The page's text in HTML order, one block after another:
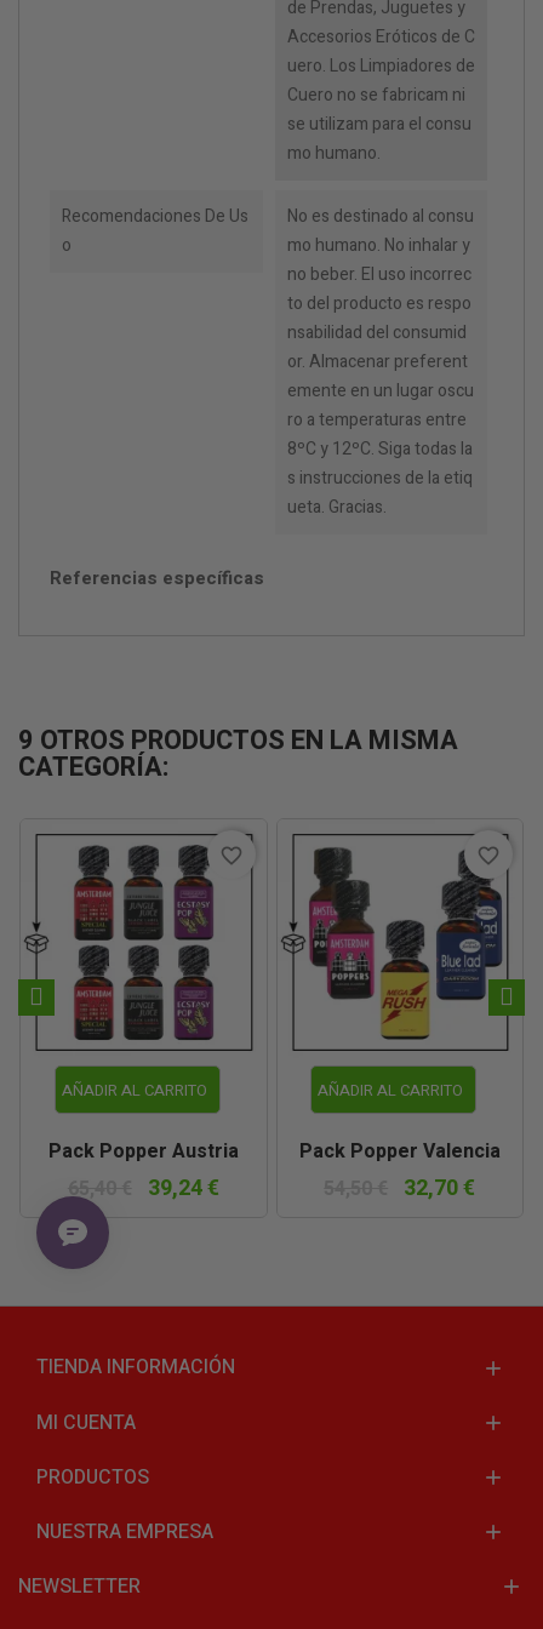
de Prendas, Juguetes y
Accesorios Eróticos de C
uero. Los Limpiadores de
Cuero no se fabricam ni
se utilizam para el consu
mo humano.
Recomendaciones De Us
O
No es destinado al consu
mo humano. No inhalar y
no beber. El uso incorrec
to del producto es respo
nsabilidad del consumid
or. Almacenar preferent
emente en un lugar oscu
ro a temperaturas entre
8ºC y 12ºC. Siga todas la
s instrucciones de la etiq
ueta. Gracias.
Referencias específicas
9 OTROS PRODUCTOS EN LA MISMA
CATEGORÍA:
AÑADIR AL CARRITO
Pack Popper Austria
65,40 €
39,24 €
favorite_border
AÑADIR AL CARRITO
Pack Popper Valencia
32,70 €
favorite_border
TIENDA INFORMACIÓN
MI CUENTA
PRODUCTOS
NUESTRA EMPRESA
NEWSLETTER